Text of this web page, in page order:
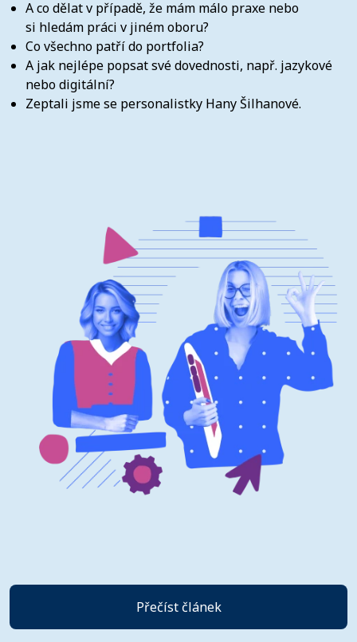
A co dělat v případě, že mám málo praxe nebo
si hledám práci v jiném oboru?
Co všechno patří do portfolia?
A jak nejlépe popsat své dovednosti, např. jazykové
nebo digitální?
Zeptali jsme se personalistky Hany Šilhanové.
Přečíst článek